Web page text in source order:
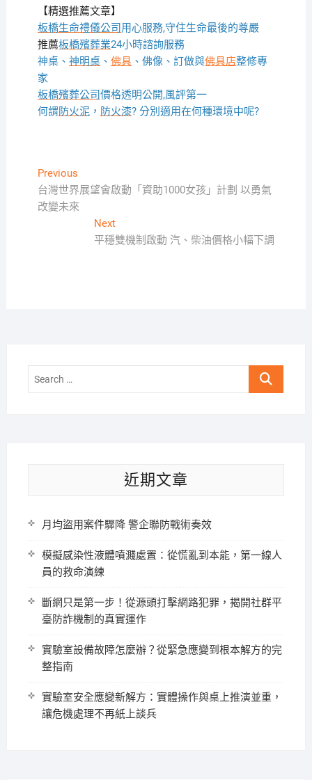
【精選推薦文章】
板橋生命禮儀公司用心服務,守住生命最後的尊嚴
推薦板橋殯葬業24小時諮詢服務
神桌、 神明桌、 佛具、佛像、訂做與佛具店整修專
家
板橋殯葬公司價格透明公開,風評第一
何謂防火泥， 防火漆? 分別適用在何種環境中呢?
文
章
PreviousPrevious
post:
台灣世界展望會啟動「資助1000女孩」計劃 以勇氣
改變未來
NextNext
post:
平穩雙機制啟動 汽、柴油價格小幅下調
Search
近期文章
月均盜用案件驟降 警企聯防戰術奏效
模擬感染性液體噴濺處置：從慌亂到本能，第一線人
員的救命演練
斷網只是第一步！從源頭打擊網路犯罪，揭開社群平
臺防詐機制的真實運作
實驗室設備故障怎麼辦？從緊急應變到根本解方的完
整指南
實驗室安全應變新解方：實體操作與桌上推演並重，
讓危機處理不再紙上談兵